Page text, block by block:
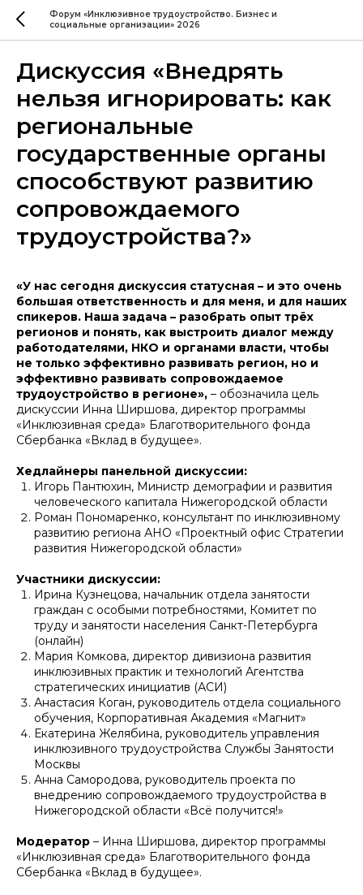
Форум «Инклюзивное трудоустройство. Бизнес и
социальные организации» 2026
Дискуссия «Внедрять
нельзя игнорировать: как
региональные
государственные органы
способствуют развитию
сопровождаемого
трудоустройства?»
«У нас сегодня дискуссия статусная – и это очень
большая ответственность и для меня, и для наших
спикеров. Наша задача – разобрать опыт трёх
регионов и понять, как выстроить диалог между
работодателями, НКО и органами власти, чтобы
не только эффективно развивать регион, но и
эффективно развивать сопровождаемое
трудоустройство в регионе», – обозначила цель
дискуссии Инна Ширшова, директор программы
«Инклюзивная среда» Благотворительного фонда
Сбербанка «Вклад в будущее».
Хедлайнеры панельной дискуссии:
Игорь Пантюхин, Министр демографии и развития
человеческого капитала Нижегородской области
Роман Пономаренко, консультант по инклюзивному
развитию региона АНО «Проектный офис Стратегии
развития Нижегородской области»
Участники дискуссии:
Ирина Кузнецова, начальник отдела занятости
граждан с особыми потребностями, Комитет по
труду и занятости населения Санкт-Петербурга
(онлайн)
Мария Комкова, директор дивизиона развития
инклюзивных практик и технологий Агентства
стратегических инициатив (АСИ)
Анастасия Коган, руководитель отдела социального
обучения, Корпоративная Академия «Магнит»
Екатерина Желябина, руководитель управления
инклюзивного трудоустройства Службы Занятости
Москвы
Анна Самородова, руководитель проекта по
внедрению сопровождаемого трудоустройства в
Нижегородской области «Всё получится!»
Модератор – Инна Ширшова, директор программы
«Инклюзивная среда» Благотворительного фонда
Сбербанка «Вклад в будущее».